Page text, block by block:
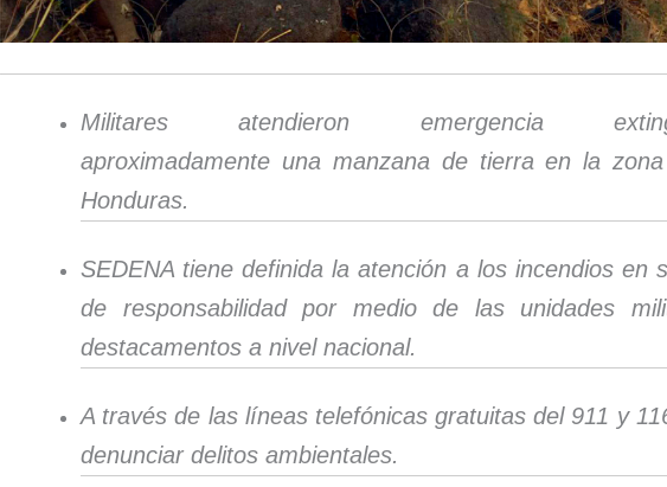
Militares atendieron emergencia
aproximadamente una manzana de tierra en la
Honduras.
SEDENA tiene definida la atención a los incendios en
de responsabilidad por medio de las unidades
destacamentos a nivel nacional.
A través de las líneas telefónicas gratuitas del 911 y
denunciar delitos ambientales.